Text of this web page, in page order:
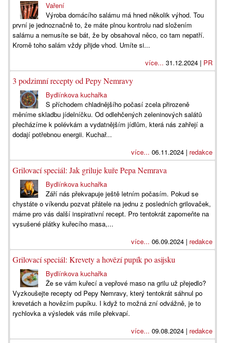
Vaření
Výroba domácího salámu má hned několik výhod. Tou
první je jednoznačně to, že máte plnou kontrolu nad složením
salámu a nemusíte se bát, že by obsahoval něco, co tam nepatří.
Kromě toho salám vždy přijde vhod. Umíte si...
více... 31.12.2024 | PR
3 podzimní recepty od Pepy Nemravy
Bydlínkova kuchařka
S příchodem chladnějšího počasí zcela přirozeně
měníme skladbu jídelníčku. Od odlehčených zeleninových salátů
přecházíme k polévkám a vydatnějším jídlům, která nás zahřejí a
dodají potřebnou energii. Kuchař...
více... 06.11.2024 | redakce
Grilovací speciál: Jak griluje kuře Pepa Nemrava
Bydlínkova kuchařka
Září nás překvapuje ještě letním počasím. Pokud se
chystáte o víkendu pozvat přátele na jednu z posledních grilovaček,
máme pro vás další inspirativní recept. Pro tentokrát zapomeňte na
vysušené plátky kuřecího masa,...
více... 06.09.2024 | redakce
Grilovací speciál: Krevety a hovězí pupík po asijsku
Bydlínkova kuchařka
Že se vám kuřecí a vepřové maso na grilu už přejedlo?
Vyzkoušejte recepty od Pepy Nemravy, který tentokrát sáhnul po
krevetách a hovězím pupíku. I když to možná zní odvážně, je to
rychlovka a výsledek vás mile překvapí.
více... 09.08.2024 | redakce